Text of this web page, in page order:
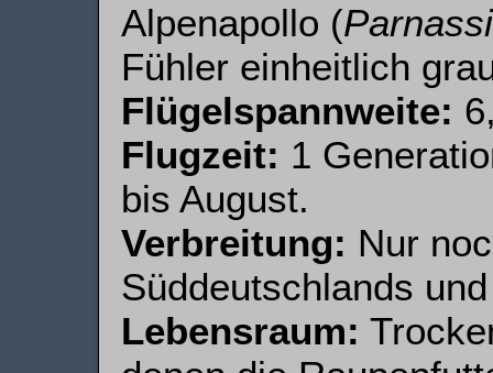
Alpenapollo (
Fühler einheitlich
Flügelspannweite:
Flugzeit: 1
bis August.
Verbreitung: Nur
Süddeutschlands
Lebensraum: